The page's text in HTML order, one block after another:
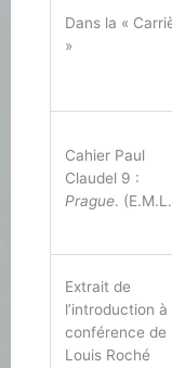
Dans la «
»
Cahier Paul
Claudel 9 :
Prague.
Extrait de
l’introduction à
conférence de
Louis Roché